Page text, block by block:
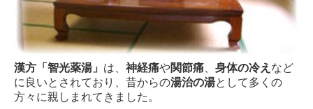
漢方「智光薬湯」 は、 神経痛や関節痛 身体の冷え など
に良いとされており、昔からの湯治の湯として多くの
方々に親しまれてきました。